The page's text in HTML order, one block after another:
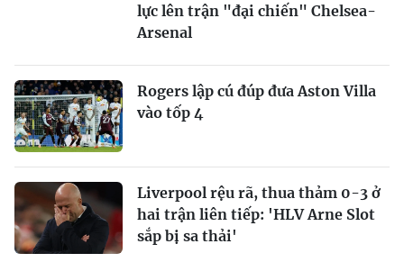
lực lên trận "đại chiến" Chelsea-
Arsenal
Rogers lập cú đúp đưa Aston Villa
vào tốp 4
Liverpool rệu rã, thua thảm 0-3 ở
hai trận liên tiếp: 'HLV Arne Slot
sắp bị sa thải'